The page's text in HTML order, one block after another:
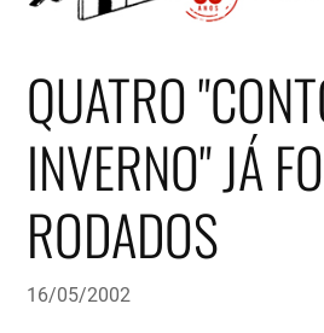
QUATRO
INVERNO" JÁ
RODADOS
16/05/2002